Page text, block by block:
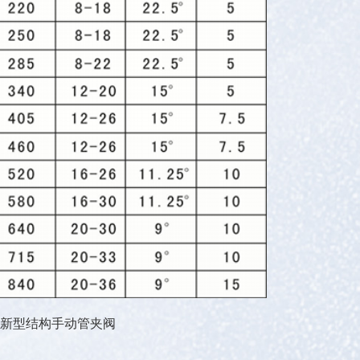
新型结构手动管夹阀